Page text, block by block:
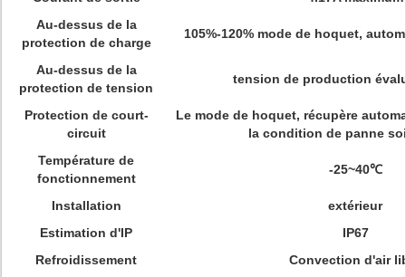
Au-dessus de la
protection de charge
105%-120% mode de hoquet,
Au-dessus de la
protection de tension
tension de production
Protection de court-
circuit
Le mode de hoquet, récupère
la condition de panne
Température de
fonctionnement
-25~40℃
Installation
extérieur
Estimation d'IP
IP67
Refroidissement
Convection d'air